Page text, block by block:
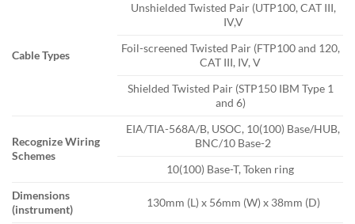
Cable Types
Unshielded Twisted Pair (UTP100, CAT III,
IV,V
Foil-screened Twisted Pair (FTP100 and 120,
CAT III, IV, V
Shielded Twisted Pair (STP150 IBM Type 1
and 6)
Recognize Wiring
Schemes
EIA/TIA-568A/B, USOC, 10(100) Base/HUB,
BNC/10 Base-2
10(100) Base-T, Token ring
Dimensions
(instrument)
130mm (L) x 56mm (W) x 38mm (D)